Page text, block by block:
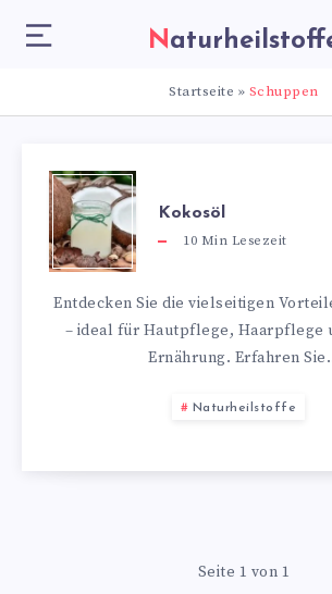
Startseite » Schuppen
Kokosöl
10 Min Lesezeit
Entdecken Sie die vielseitigen
– ideal für Hautpflege, Haarpflege
Ernährung. Erfahren
Naturheilstoffe
Seite 1 von 1